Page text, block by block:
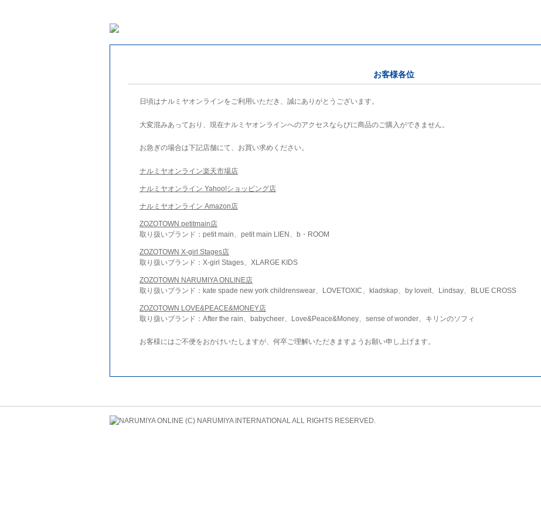
お客様各位
日頃はナルミヤオンラインをご利用いただき、誠にありがとうございます。
大変混みあっており、現在ナルミヤオンラインへのアクセスならびに商品のご購入ができません。
お急ぎの場合は下記店舗にて、お買い求めください。
ナルミヤオンライン楽天市場店
ナルミヤオンライン Yahoo!ショッピング店
ナルミヤオンライン Amazon店
ZOZOTOWN petitmain店
取り扱いブランド：petit main、petit main LIEN、b・ROOM
ZOZOTOWN X-girl Stages店
取り扱いブランド：X-girl Stages、XLARGE KIDS
ZOZOTOWN NARUMIYA ONLINE店
取り扱いブランド：kate spade new york childrenswear、LOVETOXIC、kladskap、by loveit、Lindsay、BLUE CROSS
ZOZOTOWN LOVE&PEACE&MONEY店
取り扱いブランド：After the rain、babycheer、Love&Peace&Money、sense of wonder、キリンのソフィ
お客様にはご不便をおかけいたしますが、何卒ご理解いただきますようお願い申し上げます。